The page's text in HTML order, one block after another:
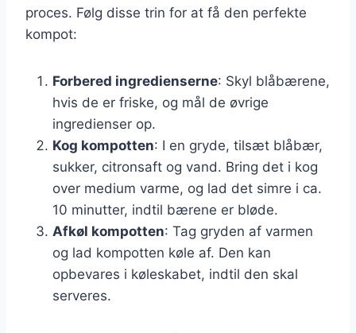
proces. Følg disse trin for at få den perfekte
kompot:
Forbered ingredienserne: Skyl blåbærene,
hvis de er friske, og mål de øvrige
ingredienser op.
Kog kompotten: I en gryde, tilsæt blåbær,
sukker, citronsaft og vand. Bring det i kog
over medium varme, og lad det simre i ca.
10 minutter, indtil bærene er bløde.
Afkøl kompotten: Tag gryden af varmen
og lad kompotten køle af. Den kan
opbevares i køleskabet, indtil den skal
serveres.